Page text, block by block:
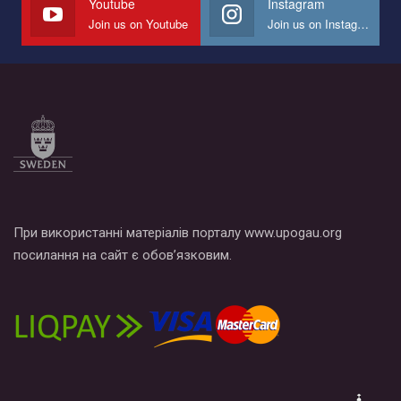
Все, что вам нужно сделать - это зайти на наш канал YouTube
по этой ссылке и поставить лайк под видео.
Join us on Youtube Join us on Instagram
При використанні матеріалів порталу www.upogau.org
посилання на сайт є обов’язковим.